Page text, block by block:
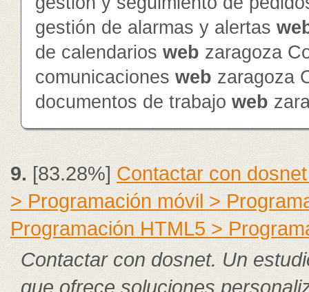
gestión de alarmas y alertas
de calendarios web zaragoza
comunicaciones web zaragoza
documentos de trabajo web
9.[83.28%] Contactar con
> Programación móvil >
Programación HTML5 >
Contactar con dosnet. Un
que ofrece soluciones